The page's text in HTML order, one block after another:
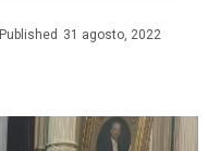
Published 31 agosto, 2022